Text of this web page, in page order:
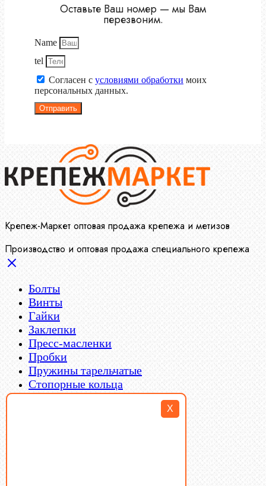
X
Оставьте Ваш номер — мы Вам
перезвоним.
Name
tel
Согласен с условиями обработки моих
персональных данных.
Отправить
Крепеж-Маркет оптовая продажа крепежа и метизов
Производство и оптовая продажа специального крепежа
Болты
Винты
Гайки
Заклепки
Пресс-масленки
Пробки
Пружины тарельчатые
Стопорные кольца
Такелаж